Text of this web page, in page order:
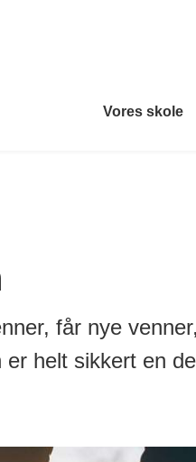
Vores skole
får nye
helt sikkert en